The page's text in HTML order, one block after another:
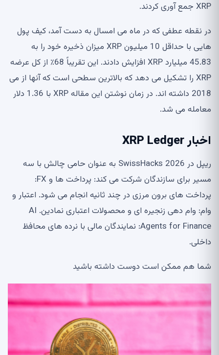
XRP جمع آوری کردند.
در نقطه عطفی که در ماه می امسال به دست آمد، کیف پول
هایی با حداقل 10 میلیون XRP میزان ذخیره خود را به
45.83 میلیارد XRP افزایش دادند. این تقریباً 68٪ از کل عرضه
XRP را تشکیل می دهد که بالاترین سطحی است که آنها از می
2018 داشته اند. در زمان نوشتن این مقاله XRP با 1.36 دلار
معامله می شد.
اخبار XRP Ledger
ریپل در SwissHacks 2026 به عنوان حامی چالش با سه
مسیر برای سازندگان شرکت می کند: پرداخت ها و FX:
پرداخت های برون مرزی در چند ثانیه انجام می شود. اعتبار و
وام: وام دهی زنجیره ای و محصولات اعتباری نمادین. AI
Agents for Finance: نمایندگان مالی با نرده های محافظ
داخلی.
شما هم ممکن است دوست داشته باشید